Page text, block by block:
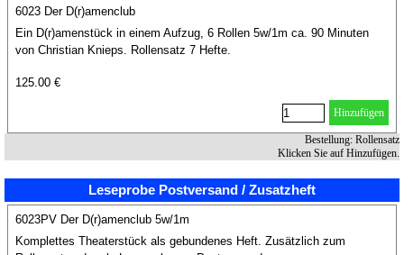
6023 Der D(r)amenclub
Ein D(r)amenstück in einem Aufzug, 6 Rollen 5w/1m ca. 90 Minuten
von Christian Knieps. Rollensatz 7 Hefte.
125.00 €
Hinzufügen
Bestellung: Rollensatz
Klicken Sie auf Hinzufügen.
Leseprobe Postversand / Zusatzheft
6023PV Der D(r)amenclub 5w/1m
Komplettes Theaterstück als gebundenes Heft. Zusätzlich zum